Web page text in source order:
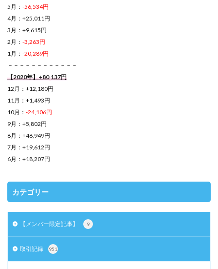
5月： -56,534円
4月：+25,011円
3月：+9,615円
2月： -3,263円
1月： -20,289円
－－－－－－－－－－－－
【2020年】+80,137円
12月：+12,180円
11月：+1,493円
10月： -24,106円
9月：+5,802円
8月：+46,949円
7月：+19,612円
6月：+18,207円
カテゴリー
【メンバー限定記事】 9
取引記録 951